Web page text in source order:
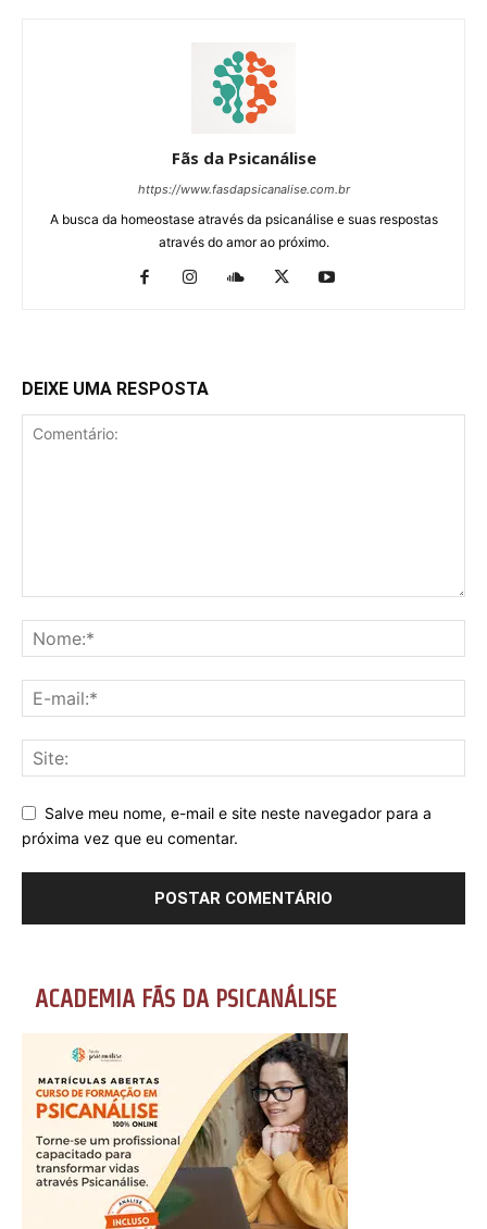
Fãs da Psicanálise
https://www.fasdapsicanalise.com.br
A busca da homeostase através da psicanálise e suas respostas
através do amor ao próximo.
DEIXE UMA RESPOSTA
Salve meu nome, e-mail e site neste navegador para a
próxima vez que eu comentar.
ACADEMIA FÃS DA PSICANÁLISE